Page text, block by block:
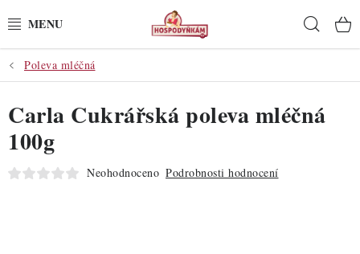
na
POTŘEBY
POMŮCKY
SUROVINY
Poleva mléčná
Carla Cukrářská poleva mléčná
100g
Neohodnoceno Podrobnosti hodnocení